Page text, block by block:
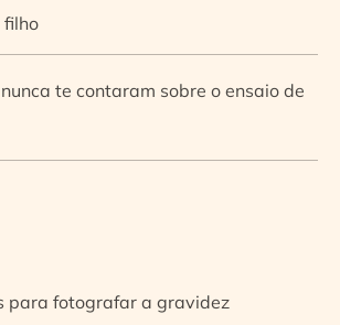
filho
te contaram sobre o ensaio de
para fotografar a gravidez